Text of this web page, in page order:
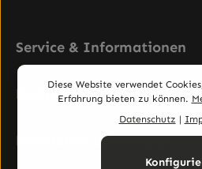
Service & Informationen
Rechtliches
Newsletter abonnieren
Diese Website verwendet
Erfahrung bieten zu können.
Datenschutz |